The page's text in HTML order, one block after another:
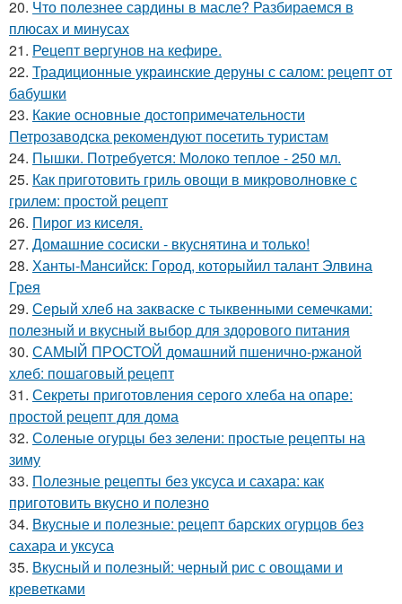
20. Что полезнее сардины в масле? Разбираемся в
плюсах и минусах
21. Рецепт вергунов на кефире.
22. Традиционные украинские деруны с салом: рецепт от
бабушки
23. Какие основные достопримечательности
Петрозаводска рекомендуют посетить туристам
24. Пышки. Потребуется: Молоко теплое - 250 мл.
25. Как приготовить гриль овощи в микроволновке с
грилем: простой рецепт
26. Пирог из киселя.
27. Домашние сосиски - вкуснятина и только!
28. Ханты-Мансийск: Город, которыйил талант Элвина
Грея
29. Серый хлеб на закваске с тыквенными семечками:
полезный и вкусный выбор для здорового питания
30. САМЫЙ ПРОСТОЙ домашний пшенично-ржаной
хлеб: пошаговый рецепт
31. Секреты приготовления серого хлеба на опаре:
простой рецепт для дома
32. Соленые огурцы без зелени: простые рецепты на
зиму
33. Полезные рецепты без уксуса и сахара: как
приготовить вкусно и полезно
34. Вкусные и полезные: рецепт барских огурцов без
сахара и уксуса
35. Вкусный и полезный: черный рис с овощами и
креветками